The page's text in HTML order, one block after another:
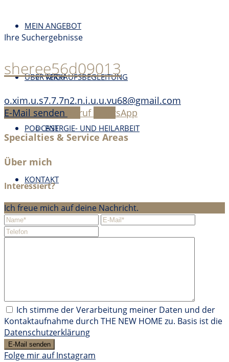
MEIN ANGEBOT
VERKAUFSBEGLEITUNG
ENERGIE- UND HEILARBEIT
ÜBER MICH
PODCAST
KONTAKT
Ihre Suchergebnisse
sheree56d09013
o.xim.u.s7.7.7n2.n.i.u.u.vu68@gmail.com
E-Mail senden
Anruf
WhatsApp
Specialties & Service Areas
Über mich
Interessiert?
Ich freue mich auf deine Nachricht.
Ich stimme der Verarbeitung meiner Daten und der
Kontaktaufnahme durch THE NEW HOME zu. Basis ist die
Datenschutzerklärung
Folge mir auf Instagram